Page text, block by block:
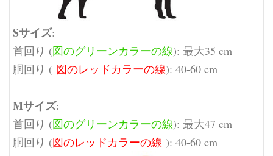
Sサイズ:
首回り (図のグリーンカラーの線): 最大35 cm
胴回り ( 図のレッドカラーの線): 40-60 cm
Mサイズ:
首回り (図のグリーンカラーの線): 最大47 cm
胴回り (図のレッドカラーの線 ): 40-60 cm